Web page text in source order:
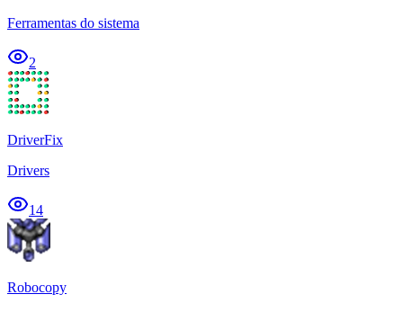
Ferramentas do sistema
2
DriverFix
Drivers
14
Robocopy